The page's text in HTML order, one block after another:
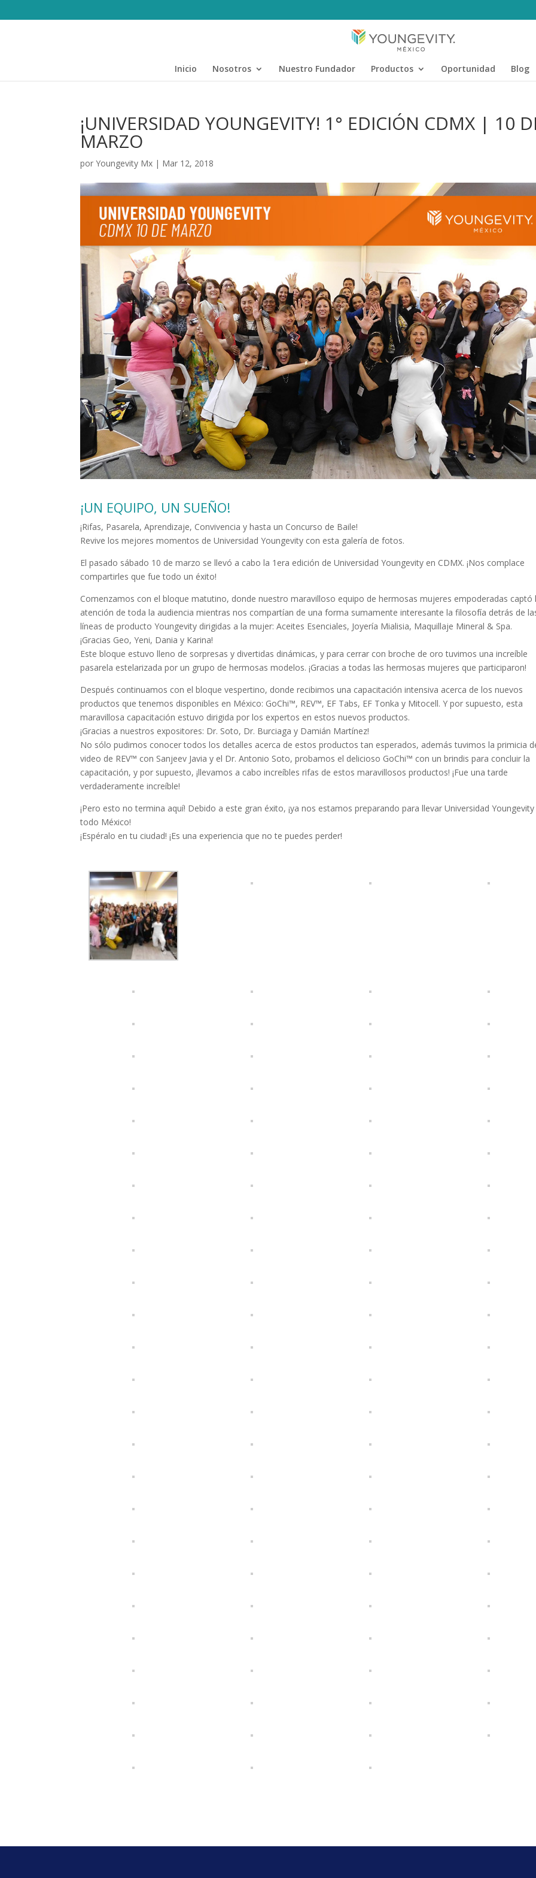
Inicio Nosotros Nuestro Fundador Productos Oportunidad Blog
¡UNIVERSIDAD YOUNGEVITY! 1° EDICIÓN CDMX | 10
MARZO
porYoungevity Mx | Mar 12, 2018
¡UN EQUIPO, UN SUEÑO!
¡Rifas, Pasarela, Aprendizaje, Convivencia y hasta un Concurso de Baile!
Revive los mejores momentos de Universidad Youngevity con esta galería de fotos.
El pasado sábado 10 de marzo se llevó a cabo la 1era edición de Universidad Youngevity en CDMX. ¡Nos complace
compartirles que fue todo un éxito!
Comenzamos con el bloque matutino, donde nuestro maravilloso equipo de hermosas mujeres empoderadas captó
atención de toda la audiencia mientras nos compartían de una forma sumamente interesante la filosofía detrás de
líneas de producto Youngevity dirigidas a la mujer: Aceites Esenciales, Joyería Mialisia, Maquillaje Mineral & Spa.
¡Gracias Geo, Yeni, Dania y Karina!
Este bloque estuvo lleno de sorpresas y divertidas dinámicas, y para cerrar con broche de oro tuvimos una increíble
pasarela estelarizada por un grupo de hermosas modelos. ¡Gracias a todas las hermosas mujeres que participaron!
Después continuamos con el bloque vespertino, donde recibimos una capacitación intensiva acerca de los nuevos
productos que tenemos disponibles en México: GoChi™, REV™, EF Tabs, EF Tonka y Mitocell. Y por supuesto, esta
maravillosa capacitación estuvo dirigida por los expertos en estos nuevos productos.
¡Gracias a nuestros expositores: Dr. Soto, Dr. Burciaga y Damián Martínez!
No sólo pudimos conocer todos los detalles acerca de estos productos tan esperados, además tuvimos la primicia
video de REV™ con Sanjeev Javia y el Dr. Antonio Soto, probamos el delicioso GoChi™ con un brindis para concluir la
capacitación, y por supuesto, ¡llevamos a cabo increíbles rifas de estos maravillosos productos! ¡Fue una tarde
verdaderamente increíble!
¡Pero esto no termina aquí! Debido a este gran éxito, ¡ya nos estamos preparando para llevar Universidad
todo México!
¡Espéralo en tu ciudad! ¡Es una experiencia que no te puedes perder!